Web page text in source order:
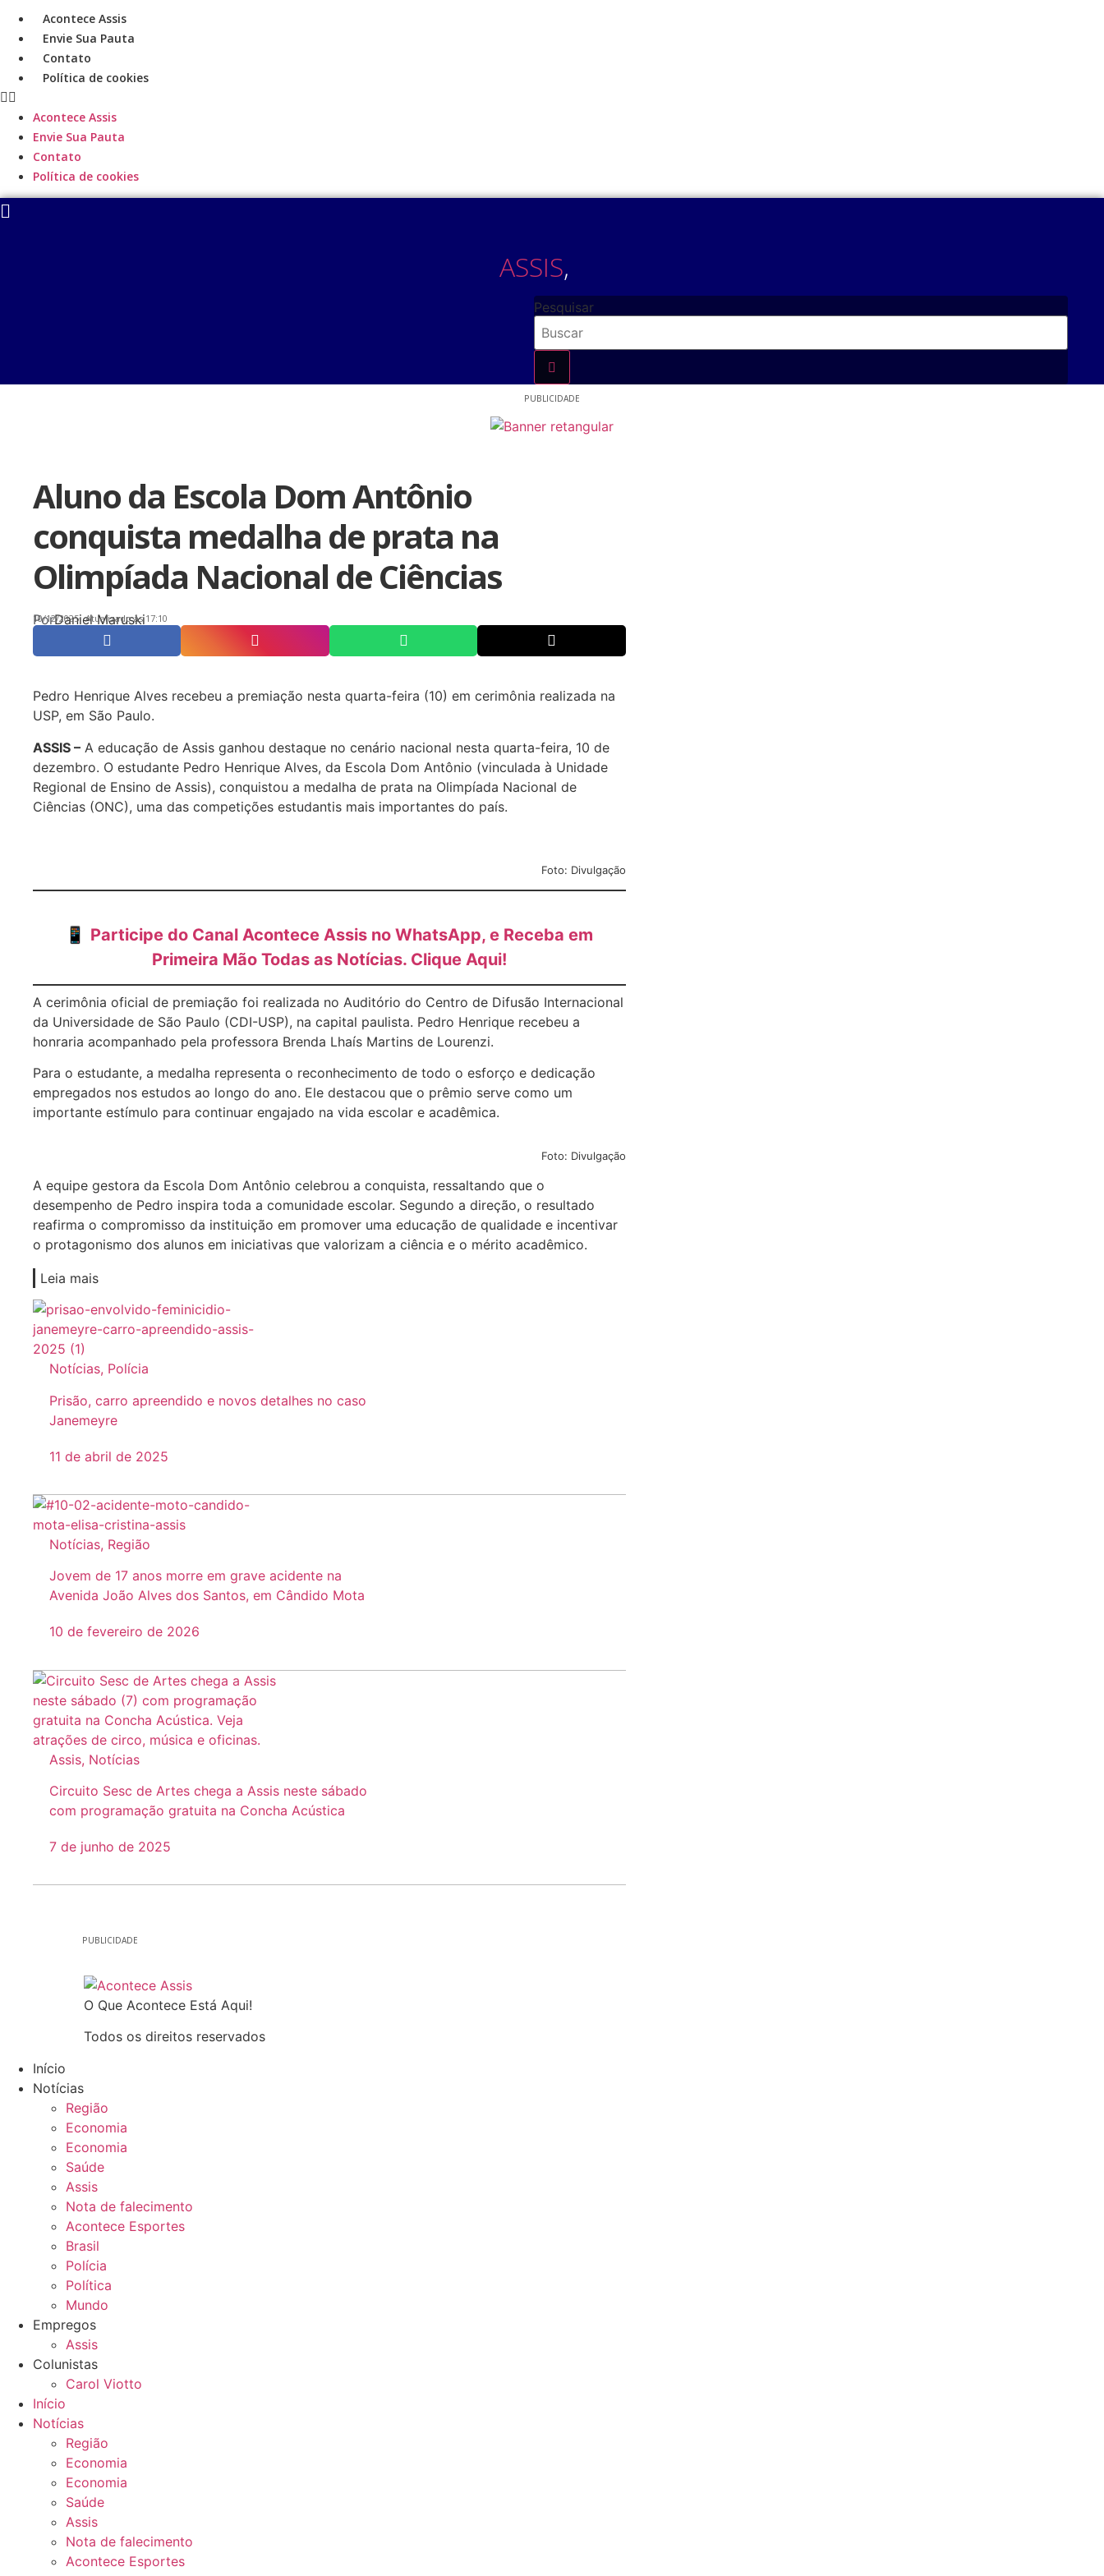
Acontece Assis
Envie Sua Pauta
Contato
Política de cookies
Acontece Assis
Envie Sua Pauta
Contato
Política de cookies
ASSIS,
Pesquisar
PUBLICIDADE
Aluno da Escola Dom Antônio
conquista medalha de prata na
Olimpíada Nacional de Ciências
PorDaniel Maruski
10/12/2025 Atualizado às 17:10
Pedro Henrique Alves recebeu a premiação nesta quarta-feira (10) em cerimônia realizada na
USP, em São Paulo.
ASSIS – A educação de Assis ganhou destaque no cenário nacional nesta quarta-feira, 10 de
dezembro. O estudante Pedro Henrique Alves, da Escola Dom Antônio (vinculada à Unidade
Regional de Ensino de Assis), conquistou a medalha de prata na Olimpíada Nacional de
Ciências (ONC), uma das competições estudantis mais importantes do país.
Foto: Divulgação
📱 Participe do Canal Acontece Assis no WhatsApp, e Receba em
Primeira Mão Todas as Notícias. Clique Aqui!
A cerimônia oficial de premiação foi realizada no Auditório do Centro de Difusão Internacional
da Universidade de São Paulo (CDI-USP), na capital paulista. Pedro Henrique recebeu a
honraria acompanhado pela professora Brenda Lhaís Martins de Lourenzi.
Para o estudante, a medalha representa o reconhecimento de todo o esforço e dedicação
empregados nos estudos ao longo do ano. Ele destacou que o prêmio serve como um
importante estímulo para continuar engajado na vida escolar e acadêmica.
Foto: Divulgação
A equipe gestora da Escola Dom Antônio celebrou a conquista, ressaltando que o
desempenho de Pedro inspira toda a comunidade escolar. Segundo a direção, o resultado
reafirma o compromisso da instituição em promover uma educação de qualidade e incentivar
o protagonismo dos alunos em iniciativas que valorizam a ciência e o mérito acadêmico.
Leia mais
Notícias, Polícia
Prisão, carro apreendido e novos detalhes no caso
Janemeyre
11 de abril de 2025
Notícias, Região
Jovem de 17 anos morre em grave acidente na
Avenida João Alves dos Santos, em Cândido Mota
10 de fevereiro de 2026
Assis, Notícias
Circuito Sesc de Artes chega a Assis neste sábado
com programação gratuita na Concha Acústica
7 de junho de 2025
PUBLICIDADE
O Que Acontece Está Aqui!
Todos os direitos reservados
Início
Notícias
Região
Economia
Economia
Saúde
Assis
Nota de falecimento
Acontece Esportes
Brasil
Polícia
Política
Mundo
Empregos
Assis
Colunistas
Carol Viotto
Início
Notícias
Região
Economia
Economia
Saúde
Assis
Nota de falecimento
Acontece Esportes